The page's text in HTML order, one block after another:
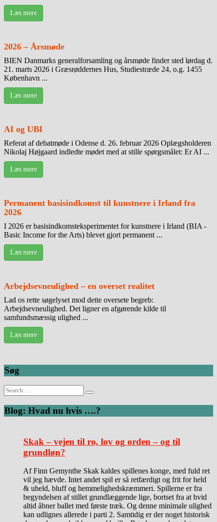
Læs mere
2026 – Årsmøde
BIEN Danmarks generalforsamling og årsmøde finder sted lørdag d.
21. marts 2026 i Græsrøddernes Hus, Studiestræde 24, o.g. 1455
København ...
Læs mere
AI og UBI
Referat af debatmøde i Odense d. 26. februar 2026 Oplægsholderen
Nikolaj Højgaard indledte mødet med at stille spørgsmålet: Er AI ...
Læs mere
Permanent basisindkomst til kunstnere i Irland fra
2026
I 2026 er basisindkomsteksperimentet for kunstnere i Irland (BIA -
Basic Income for the Arts) blevet gjort permanent ...
Læs mere
Arbejdsevneulighed – en overset realitet
Lad os rette søgelyset mod dette oversete begreb:
Arbejdsevneulighed. Det ligner en afgørende kilde til
samfundsmæssig ulighed ...
Læs mere
Søg
Search
for:
Blog: Hvad nu hvis ….?
Skak – vejen til ro, lov og orden – og til
grundløn?
Af Finn Gemynthe Skak kaldes spillenes konge, med fuld ret
vil jeg hævde. Intet andet spil er så retfærdigt og frit for held
& uheld, bluff og hemmelighedskræmmeri. Spillerne er fra
begyndelsen af stillet grundlæggende lige, bortset fra at hvid
altid åbner ballet med første træk. Og denne minimale ulighed
kan udlignes allerede i parti 2. Samtidig er der noget historisk